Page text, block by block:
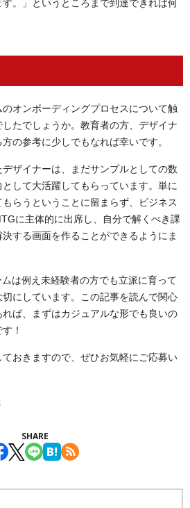
。」というところまで到達できれば何
オンボーディングプロセスについて触
たでしょうか。教育者の方、デザイナ
の参考に少しでもなれば幸いです。
ザイナーは、まだサンプルとしての数
して大活躍してもらっています。単に
らうということに留まらず、ビジネス
に主体的に出席し、自分で解くべき課
する画面を作ることができるようにま
は例え未経験者の方でも立派に育って
にしています。この記事を読んで関心
ば、まずはカジュアルな形でも良いの
！
おきますので、ぜひお気軽にご応募い
SHARE